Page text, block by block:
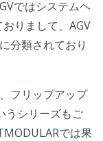
ではシステムヘ
りまして、AGV
に分類されており
フリップアップ
うシリーズもご
では果